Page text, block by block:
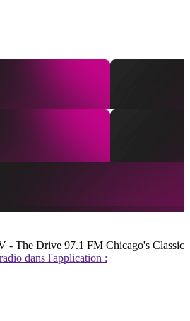
- The Drive 97.1 FM Chicago's Classic
dans l'application :